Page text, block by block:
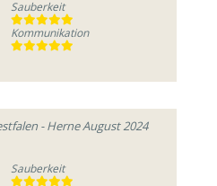
Sauberkeit
Kommunikation
- Herne August 2024
Sauberkeit